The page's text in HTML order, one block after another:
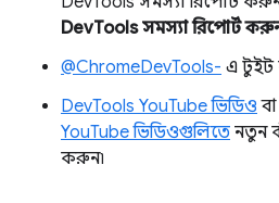
DevTools সমস্যা রিপোর্ট
@ChromeDevTools- এ টুইট
DevTools YouTube ভিডিও বা
YouTube ভিডিওগুলিতে নতুন
করুন৷